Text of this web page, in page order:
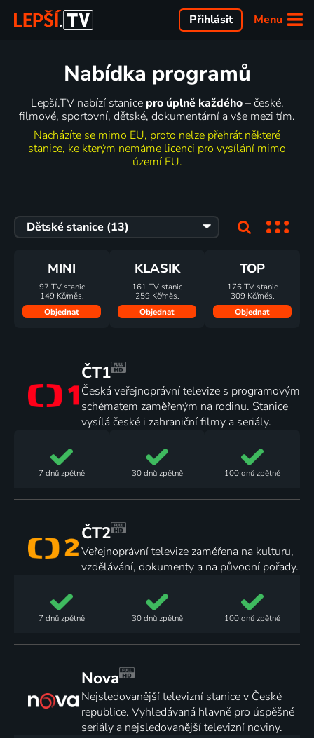
Menu
Přihlásit
Nabídka programů
Lepší.TV nabízí stanice pro úplně každého– české,
filmové, sportovní, dětské, dokumentární a vše mezi tím.
Nacházíte se mimo EU, proto nelze přehrát některé
stanice, ke kterým nemáme licenci pro vysílání mimo
území EU.
MINI
97 TV stanic
149 Kč/měs.
Objednat
KLASIK
161 TV stanic
259 Kč/měs.
Objednat
TOP
176 TV stanic
309 Kč/měs.
Objednat
ČT1
Česká veřejnoprávní televize s programovým
schématem zaměřeným na rodinu. Stanice
vysílá české i zahraniční filmy a seriály.
7 dnůzpětně 30 dnů zpětně 100 dnůzpětně
ČT2
Veřejnoprávní televize zaměřena na kulturu,
vzdělávání, dokumenty a na původní pořady.
7 dnůzpětně 30 dnů zpětně 100 dnůzpětně
Nova
Nejsledovanější televizní stanice v České
republice. Vyhledávaná hlavně pro úspěšné
seriály a nejsledovanější televizní noviny.